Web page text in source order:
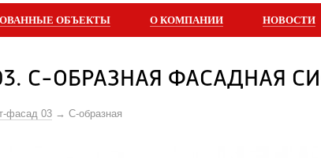
ОБЪЕКТЫ О КОМПАНИИ НОВОСТИ
С-ОБРАЗНАЯ ФАСАДНАЯ
фасад 03 С-образная